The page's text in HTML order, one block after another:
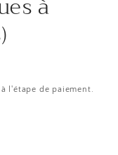
l'étape de paiement.